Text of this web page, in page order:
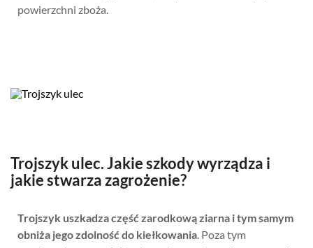
powierzchni zboża.
Trojszyk ulec. Jakie szkody wyrządza i
jakie stwarza zagrożenie?
Trojszyk uszkadza część zarodkową ziarna i tym samym
obniża jego zdolność do kiełkowania. Poza tym